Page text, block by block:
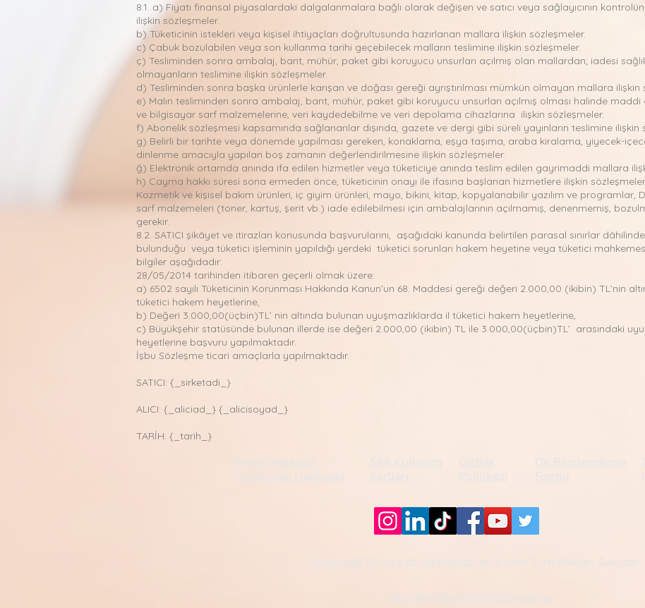
8.1. a) Fiyatı finansal piyasalardaki dalgalanmalara bağlı olarak değişen ve satıcı veya sağlayıcının
ilişkin sözleşmeler.
b) Tüketicinin istekleri veya kişisel ihtiyaçları doğrultusunda hazırlanan mallara ilişkin sözleşmeler.
c) Çabuk bozulabilen veya son kullanma tarihi geçebilecek malların teslimine ilişkin sözleşmeler.
ç) Tesliminden sonra ambalaj, bant, mühür, paket gibi koruyucu unsurları açılmış olan mallardan; iadesi
olmayanların teslimine ilişkin sözleşmeler.
d) Tesliminden sonra başka ürünlerle karışan ve doğası gereği ayrıştırılması mümkün olmayan mallara ilişkin
e) Malın tesliminden sonra ambalaj, bant, mühür, paket gibi koruyucu unsurları açılmış olması halinde
ve bilgisayar sarf malzemelerine, veri kaydedebilme ve veri depolama cihazlarına ilişkin sözleşmeler.
f) Abonelik sözleşmesi kapsamında sağlananlar dışında, gazete ve dergi gibi süreli yayınların teslimine ilişkin
g) Belirli bir tarihte veya dönemde yapılması gereken, konaklama, eşya taşıma, araba kiralama, yiyecek-
dinlenme amacıyla yapılan boş zamanın değerlendirilmesine ilişkin sözleşmeler.
ğ) Elektronik ortamda anında ifa edilen hizmetler veya tüketiciye anında teslim edilen gayrimaddi mallara
h) Cayma hakkı süresi sona ermeden önce, tüketicinin onayı ile ifasına başlanan hizmetlere ilişkin
Kozmetik ve kişisel bakım ürünleri, iç giyim ürünleri, mayo, bikini, kitap, kopyalanabilir yazılım ve programlar,
sarf malzemeleri (toner, kartuş, şerit vb.) iade edilebilmesi için ambalajlarının açılmamış, denenmemiş,
gerekir.
8.2. SATICI şikâyet ve itirazları konusunda başvurularını, aşağıdaki kanunda belirtilen parasal sınırlar
bulunduğu veya tüketici işleminin yapıldığı yerdeki tüketici sorunları hakem heyetine veya tüketici
bilgiler aşağıdadır:
28/05/2014 tarihinden itibaren geçerli olmak üzere:
a) 6502 sayılı Tüketicinin Korunması Hakkında Kanun’un 68. Maddesi gereği değeri 2.000,00 (ikibin) TL’nin
tüketici hakem heyetlerine,
b) Değeri 3.000,00(üçbin)TL’ nin altında bulunan uyuşmazlıklarda il tüketici hakem heyetlerine,
c) Büyükşehir statüsünde bulunan illerde ise değeri 2.000,00 (ikibin) TL ile 3.000,00(üçbin)TL’ arasındaki
heyetlerine başvuru yapılmaktadır.
İşbu Sözleşme ticari amaçlarla yapılmaktadır.
SATICI: {_sirketadi_}
ALICI: {_aliciad_} {_alicisoyad_}
TARİH: {_tarih_}